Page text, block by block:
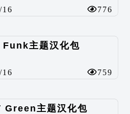
16 776
主题汉化包
16 759
Green主题汉化包